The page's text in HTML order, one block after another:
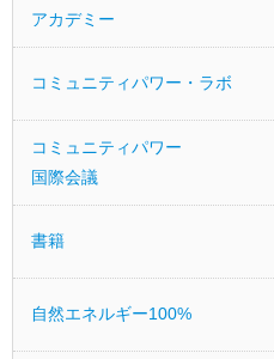
アカデミー
コミュニティパワー・ラボ
コミュニティパワー
国際会議
書籍
自然エネルギー100%